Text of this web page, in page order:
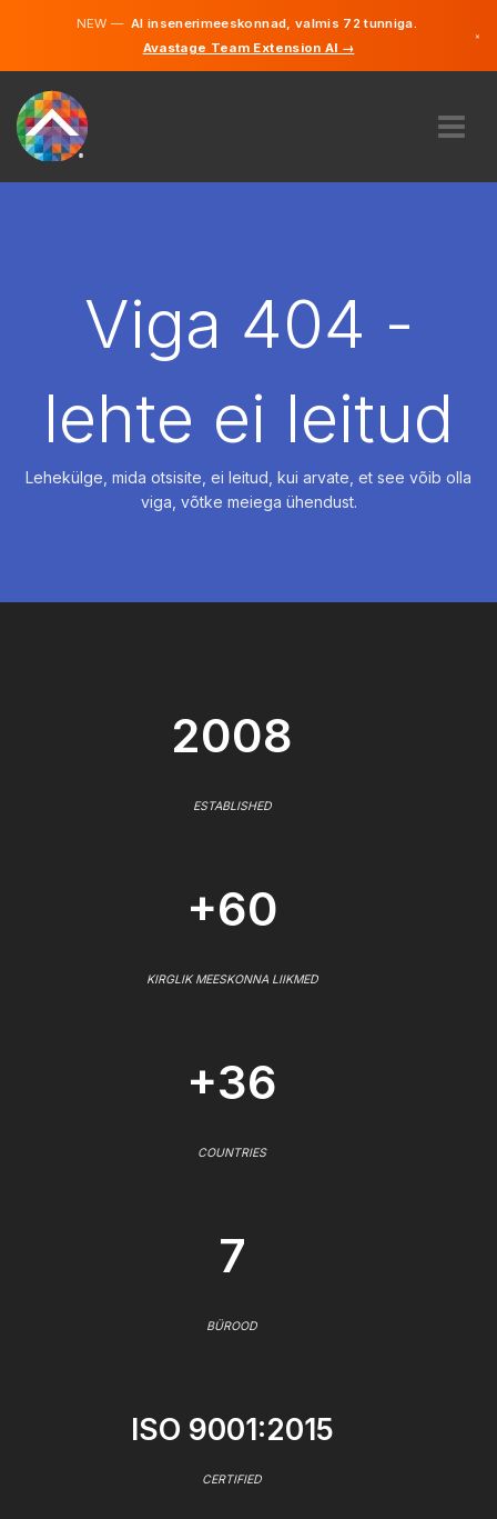
NEW —AI insenerimeeskonnad, valmis 72 tunniga.
Avastage Team Extension AI →
×
PALKAMAViga 404 -
lehte ei leitud
Lehekülge, mida otsisite, ei leitud, kui arvate, et see võib olla
viga, võtke meiega ühendust.
2008
ESTABLISHED
+60
KIRGLIK MEESKONNA LIIKMED
+36
COUNTRIES
7
BÜROOD
ISO 9001:2015
CERTIFIED